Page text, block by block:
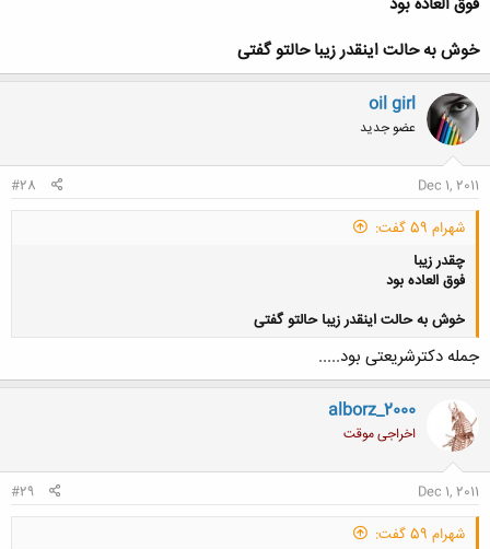
خوش به حالت اینقدر زیبا حالتو گفتی
oil girl
عضو جدید
Dec 1, 2011
#28
شهرام 59 گفت:
چقدر زیبا
فوق العاده بود
خوش به حالت اینقدر زیبا حالتو گفتی
جمله دکترشریعتی بود.....
alborz_2000
اخراجی موقت
Dec 1, 2011
#29
شهرام 59 گفت: